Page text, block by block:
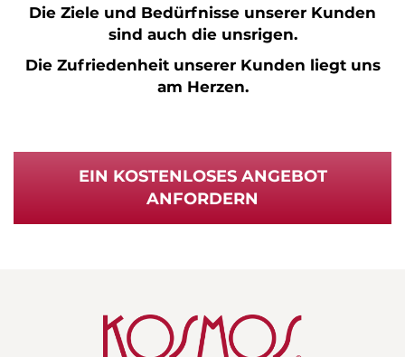
Die Ziele und Bedürfnisse unserer Kunden
sind auch die unsrigen.
Die Zufriedenheit unserer Kunden liegt uns
am Herzen.
EIN KOSTENLOSES ANGEBOT
ANFORDERN